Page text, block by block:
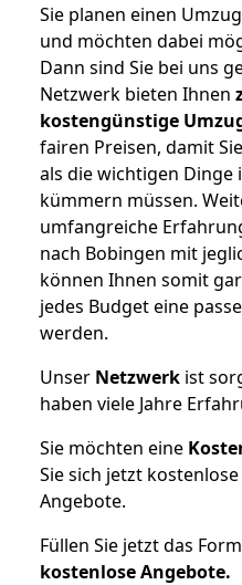
Sie planen einen
und möchten dabei
Dann sind Sie bei uns
Netzwerk bieten Ihnen
kostengünstige
fairen Preisen, damit
als die wichtigen Dinge
kümmern müssen.
umfangreiche
nach Bobingen mit
können Ihnen somit
jedes Budget eine
werden.
Unser Netzwerk ist
haben viele Jahre
Sie möchten eine
Sie sich jetzt
Angebote.
Füllen Sie jetzt das
kostenloseAngebote.